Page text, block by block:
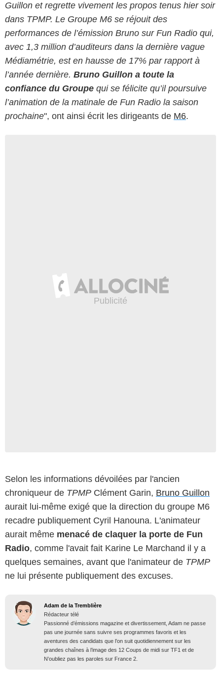
Guillon et regrette vivement les propos tenus hier soir
dans TPMP. Le Groupe M6 se réjouit des
performances de l’émission Bruno sur Fun Radio qui,
avec 1,3 million d’auditeurs dans la dernière vague
Médiamétrie, est en hausse de 17% par rapport à
l’année dernière. Bruno Guillon a toute la
confiance du Groupe qui se félicite qu’il poursuive
l’animation de la matinale de Fun Radio la saison
prochaine", ont ainsi écrit les dirigeants de M6.
Selon les informations dévoilées par l'ancien
chroniqueur de TPMP Clément Garin, Bruno Guillon
aurait lui-même exigé que la direction du groupe M6
recadre publiquement Cyril Hanouna. L'animateur
aurait même menacé de claquer la porte de Fun
Radio, comme l'avait fait Karine Le Marchand il y a
quelques semaines, avant que l'animateur de TPMP
ne lui présente publiquement des excuses.
Adam de la Tremblière
Rédacteur télé
Passionné d’émissions magazine et divertissement, Adam ne passe
pas une journée sans suivre ses programmes favoris et les
aventures des candidats que l’on suit quotidiennement sur les
grandes chaînes à l’image des 12 Coups de midi sur TF1 et de
N’oubliez pas les paroles sur France 2.